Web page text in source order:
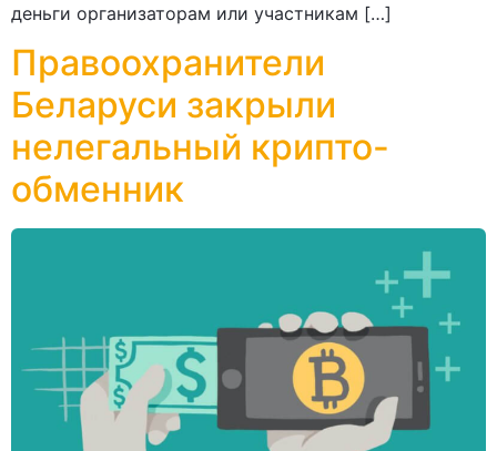
деньги организаторам или участникам […]
Правоохранители
Беларуси закрыли
нелегальный крипто-
обменник